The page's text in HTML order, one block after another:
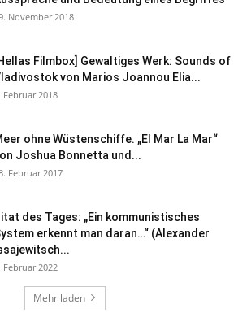
November 2018
Filmbox] Gewaltiges Werk: Sounds of
von Marios Joannou Elia...
Februar 2018
ohne Wüstenschiffe. „El Mar La Mar“
Joshua Bonnetta und...
Februar 2017
des Tages: „Ein kommunistisches
erkennt man daran…“ (Alexander
Februar 2022
Mehr laden